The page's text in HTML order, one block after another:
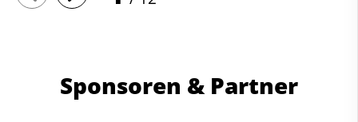
Sponsoren & Partner